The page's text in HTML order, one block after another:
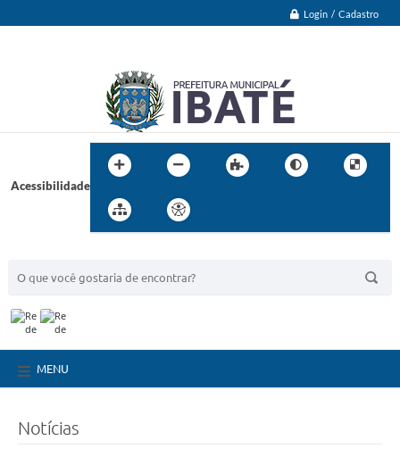
Login / Cadastro
Acessibilidade
MENU
Notícias